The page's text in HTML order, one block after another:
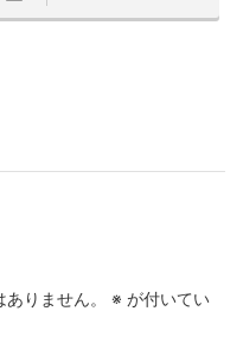
りません。 ※ が付いてい